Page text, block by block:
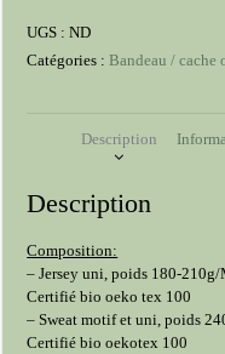
UGS :ND
Catégories :Bandeau / cache
Description
Description
Composition:
– Jersey uni, poids 180-
Certifié bio oeko tex 100
– Sweat motif et uni, poids
Certifié bio oekotex 100